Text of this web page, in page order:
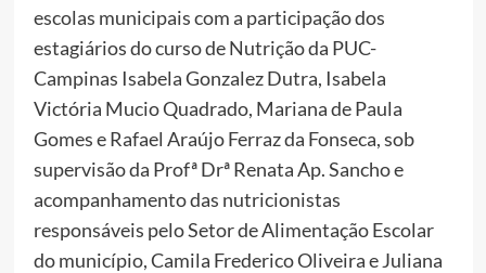
escolas municipais com a participação dos
estagiários do curso de Nutrição da PUC-
Campinas Isabela Gonzalez Dutra, Isabela
Victória Mucio Quadrado, Mariana de Paula
Gomes e Rafael Araújo Ferraz da Fonseca, sob
supervisão da Profª Drª Renata Ap. Sancho e
acompanhamento das nutricionistas
responsáveis pelo Setor de Alimentação Escolar
do município, Camila Frederico Oliveira e Juliana